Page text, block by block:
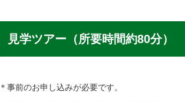
見学ツアー（所要時間約80分）
＊事前のお申し込みが必要です。